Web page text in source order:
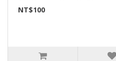
NT$100